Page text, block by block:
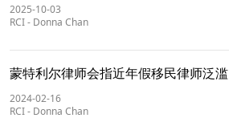
2025-10-03
RCI- Donna Chan
蒙特利尔律师会指近年假移民律师泛滥
2024-02-16
RCI- Donna Chan